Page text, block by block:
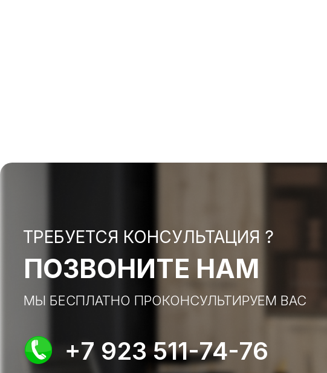
ТРЕБУЕТСЯ КОНСУЛЬТАЦИЯ ?
ПОЗВОНИТЕ НАМ
МЫ БЕСПЛАТНО ПРОКОНСУЛЬТИРУЕМ ВАС
+7 923 511-74-76